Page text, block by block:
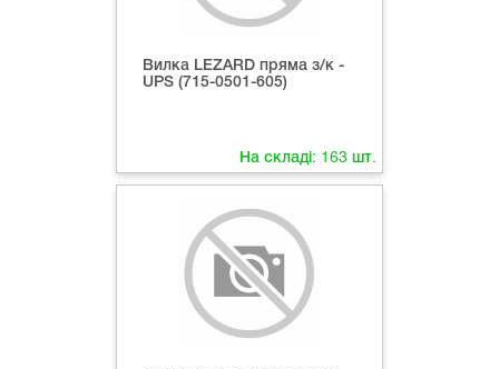
Вилка LEZARD пряма з/к -
UPS (715-0501-605)
На складі: 163 шт.